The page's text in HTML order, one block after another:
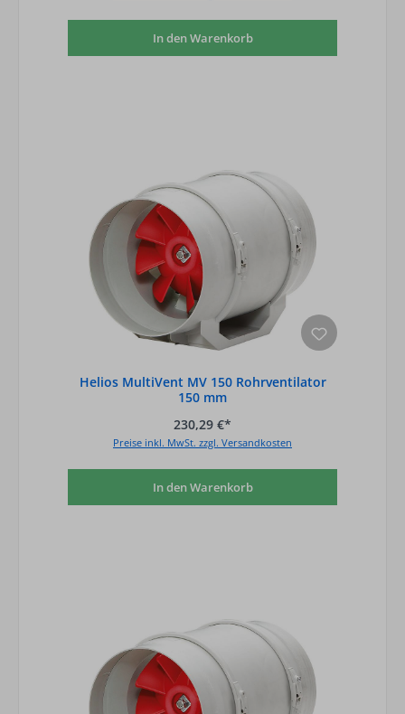
In den Warenkorb
Helios MultiVent MV 150 Rohrventilator
150 mm
230,29 €*
Preise inkl. MwSt. zzgl. Versandkosten
In den Warenkorb